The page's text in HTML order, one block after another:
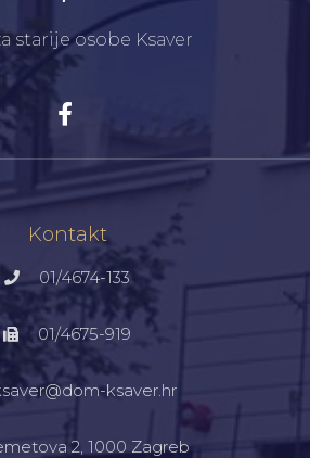
starije osobe Ksaver
Kontakt
01/4674-133
01/4675-919
ksaver.hr
2, 1000 Zagreb​